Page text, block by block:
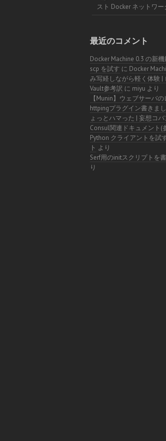
スト Docker ネットワ
最近のコメント
Docker Machine 0.3 の新
scp を試す に Docker
み写経しながら軽く体験 |
Vault参考訳 に miyu より
【Munin】ウェブサーバ
httpingプラグイン書きま
ょっとハマった | 妄想コバ
Consul関連ドキュメント(
Python クライアントを試
ト より
Serf用のinitスクリプトを
り